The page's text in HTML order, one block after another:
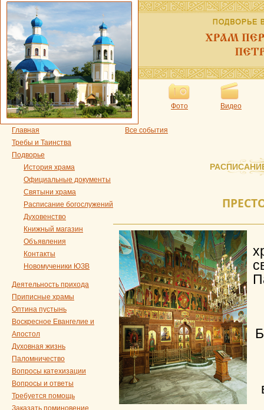
Фото Видео
Главная
Требы и Таинства
Подворье
История храма
Официальные документы
Святыни храма
Расписание богослужений
Духовенство
Книжный магазин
Объявления
Контакты
Новомученики ЮЗВ
Деятельность прихода
Приписные храмы
Оптина пустынь
Воскресное Евангелие и
Апостол
Духовная жизнь
Паломничество
Вопросы катехизации
Вопросы и ответы
Требуется помощь
Заказать поминовение
Все события